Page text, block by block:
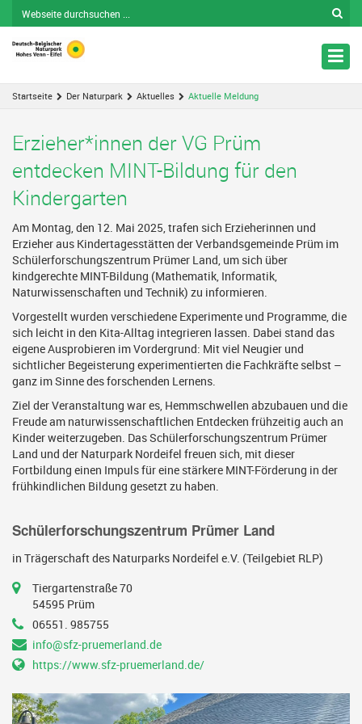
Startseite Der Naturpark Aktuelles Aktuelle Meldung
Erzieher*innen der VG Prüm
entdecken MINT-Bildung für den
Kindergarten
Am Montag, den 12. Mai 2025, trafen sich Erzieherinnen und
Erzieher aus Kindertagesstätten der Verbandsgemeinde Prüm im
Schülerforschungszentrum Prümer Land, um sich über
kindgerechte MINT-Bildung (Mathematik, Informatik,
Naturwissenschaften und Technik) zu informieren.
Vorgestellt wurden verschiedene Experimente und Programme, die
sich leicht in den Kita-Alltag integrieren lassen. Dabei stand das
eigene Ausprobieren im Vordergrund: Mit viel Neugier und
sichtlicher Begeisterung experimentierten die Fachkräfte selbst –
ganz im Sinne des forschenden Lernens.
Ziel der Veranstaltung war es, Hemmschwellen abzubauen und die
Freude am naturwissenschaftlichen Entdecken frühzeitig auch an
Kinder weiterzugeben. Das Schülerforschungszentrum Prümer
Land und der Naturpark Nordeifel freuen sich, mit dieser
Fortbildung einen Impuls für eine stärkere MINT-Förderung in der
frühkindlichen Bildung gesetzt zu haben.
Schülerforschungszentrum Prümer Land
in Trägerschaft des Naturparks Nordeifel e.V. (Teilgebiet RLP)
Tiergartenstraße 70
54595 Prüm
06551. 985755
info@sfz-pruemerland.de
https://www.sfz-pruemerland.de/